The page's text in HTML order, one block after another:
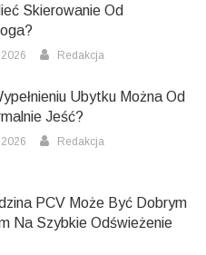
Skierowanie Od
Redakcja
Ubytku Można Od
Jeść?
Redakcja
PCV Może Być Dobrym
Na Szybkie Odświeżenie